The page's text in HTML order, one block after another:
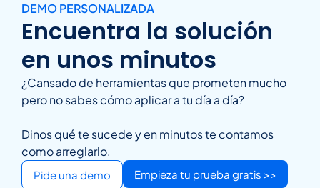
DEMO PERSONALIZADA
Encuentra la solución
en unos minutos
¿Cansado de herramientas que prometen mucho
pero no sabes cómo aplicar a tu día a día?
Dinos qué te sucede y en minutos te contamos
como arreglarlo.
Pide una demo Empieza tu prueba gratis >>